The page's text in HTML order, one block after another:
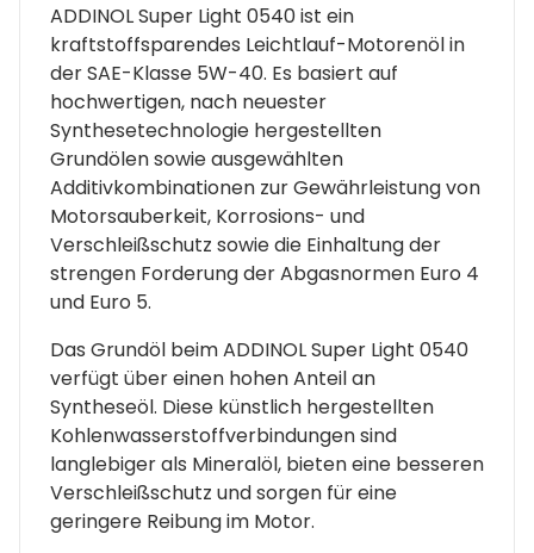
ADDINOL Super Light 0540 ist ein
kraftstoffsparendes Leichtlauf-Motorenöl in
der SAE-Klasse 5W-40. Es basiert auf
hochwertigen, nach neuester
Synthesetechnologie hergestellten
Grundölen sowie ausgewählten
Additivkombinationen zur Gewährleistung von
Motorsauberkeit, Korrosions- und
Verschleißschutz sowie die Einhaltung der
strengen Forderung der Abgasnormen Euro 4
und Euro 5.
Das Grundöl beim ADDINOL Super Light 0540
verfügt über einen hohen Anteil an
Syntheseöl. Diese künstlich hergestellten
Kohlenwasserstoffverbindungen sind
langlebiger als Mineralöl, bieten eine besseren
Verschleißschutz und sorgen für eine
geringere Reibung im Motor.